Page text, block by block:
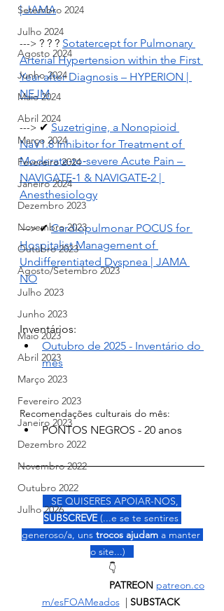
Setembro 2024
Julho 2024
Agosto 2024
Junho 2024
Maio 2024
Abril 2024
Março 2024
Fevereiro 2024
Janeiro 2024
Dezembro 2023
Novembro 2023
Outubro 2023
Agosto/Setembro 2023
Julho 2023
Junho 2023
Maio 2023
Abril 2023
Março 2023
Fevereiro 2023
Janeiro 2023
Dezembro 2022
Novembro 2022
Outubro 2022
Julho 2026
| JAMA
---> ? ? ? Sotatercept for Pulmonary
Arterial Hypertension within the First
Year after Diagnosis – HYPERION |
NEJM
---> ✔ Suzetrigine, a Nonopioid
NaV1.8 Inhibitor for Treatment of
Moderate‑to‑severe Acute Pain –
NAVIGATE‑1 & NAVIGATE‑2 |
Anesthesiology
---> ✔ Cardiopulmonar POCUS for
Hospitalist Management of
Undifferentiated Dyspnea | JAMA
NO
Inventários:
Outubro de 2025 - Inventário do
mês
Recomendações culturais do mês:
PONTOS NEGROS - 20 anos
SE QUISERES APOIAR-NOS,
SUBSCREVE (...e se te sentires
generoso/a, uns trocos ajudam a manter
o site...)
👇
PATREON patreon.co
m/esFOAMeados | SUBSTACK